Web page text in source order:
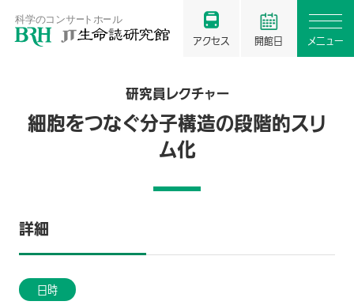
開館日 メニュー
アクセス
研究員レクチャー
細胞をつなぐ分子構造の段階的スリ
ム化
詳細
日時